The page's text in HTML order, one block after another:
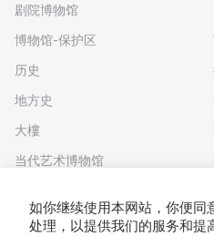
剧院博物馆
博物馆-保护区
历史
地方史
大樓
当代艺术博物馆
如你继续使用本网站，你便同
处理，以提供我们的服务和提